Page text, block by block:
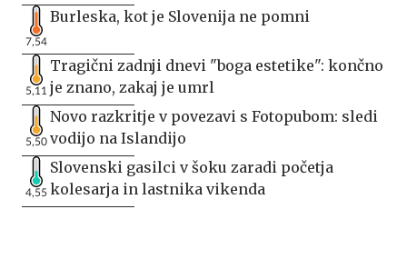
7,54
Burleska, kot je Slovenija ne pomni
5,11
Tragični zadnji dnevi "boga estetike": končno
je znano, zakaj je umrl
5,50
Novo razkritje v povezavi s Fotopubom: sledi
vodijo na Islandijo
4,55
Slovenski gasilci v šoku zaradi početja
kolesarja in lastnika vikenda